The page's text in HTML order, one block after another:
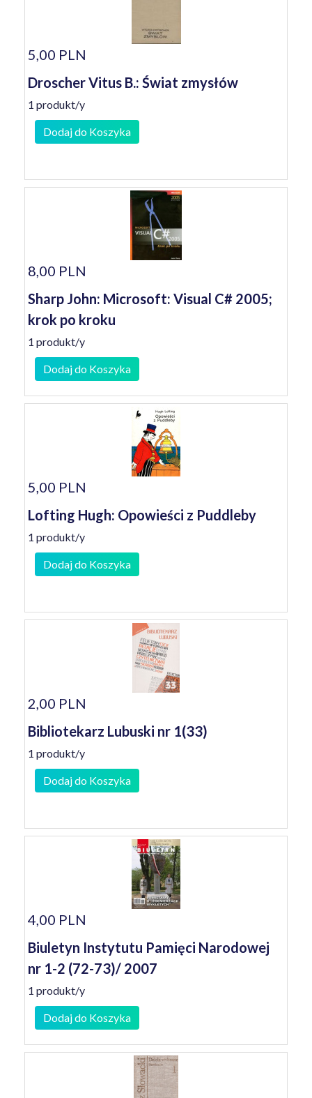
5,00 PLN
Droscher Vitus B.: Świat zmysłów
1 produkt/y
Dodaj do Koszyka
8,00 PLN
Sharp John: Microsoft: Visual C# 2005;
krok po kroku
1 produkt/y
Dodaj do Koszyka
5,00 PLN
Lofting Hugh: Opowieści z Puddleby
1 produkt/y
Dodaj do Koszyka
2,00 PLN
Bibliotekarz Lubuski nr 1(33)
1 produkt/y
Dodaj do Koszyka
4,00 PLN
Biuletyn Instytutu Pamięci Narodowej
nr 1-2 (72-73)/ 2007
1 produkt/y
Dodaj do Koszyka